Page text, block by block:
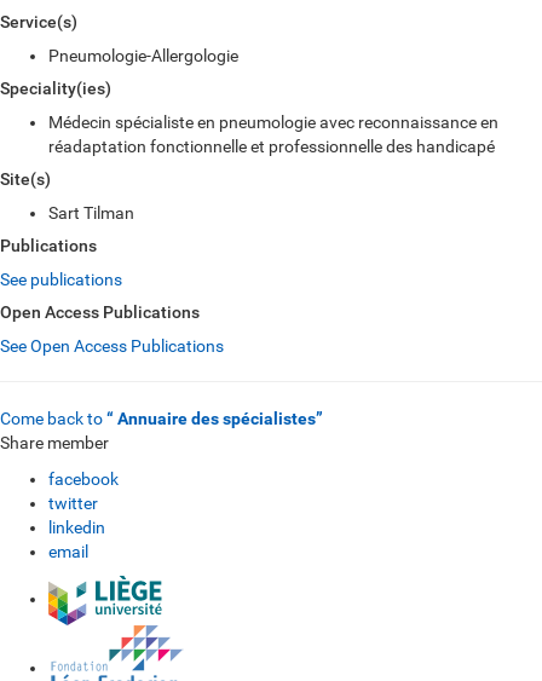
Service(s)
Pneumologie-Allergologie
Speciality(ies)
Médecin spécialiste en pneumologie avec reconnaissance en
réadaptation fonctionnelle et professionnelle des handicapé
Site(s)
Sart Tilman
Publications
See publications
Open Access Publications
See Open Access Publications
Come back to“ Annuaire des spécialistes”
Share member
facebook
twitter
linkedin
email